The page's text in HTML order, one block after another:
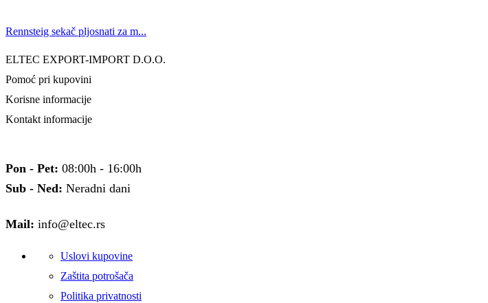
Rennsteig sekač pljosnati za m...
ELTEC EXPORT-IMPORT D.O.O.
Pomoć pri kupovini
Korisne informacije
Kontakt informacije
Pon - Pet: 08:00h - 16:00h
Sub - Ned: Neradni dani
Mail: info@eltec.rs
Uslovi kupovine
Zaštita potrošača
Politika privatnosti